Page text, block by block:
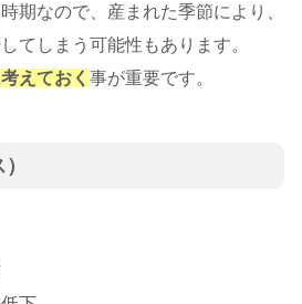
期なので、産まれた季節により、
てしまう可能性もあります。
えておく 事が重要です。